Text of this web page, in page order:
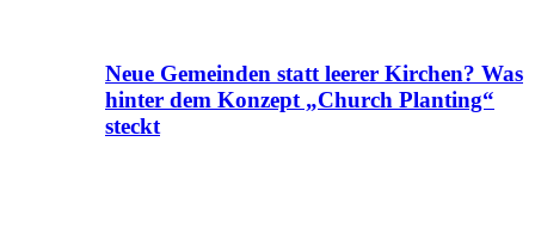
Neue Gemeinden statt leerer Kirchen? Was
hinter dem Konzept „Church Planting“
steckt